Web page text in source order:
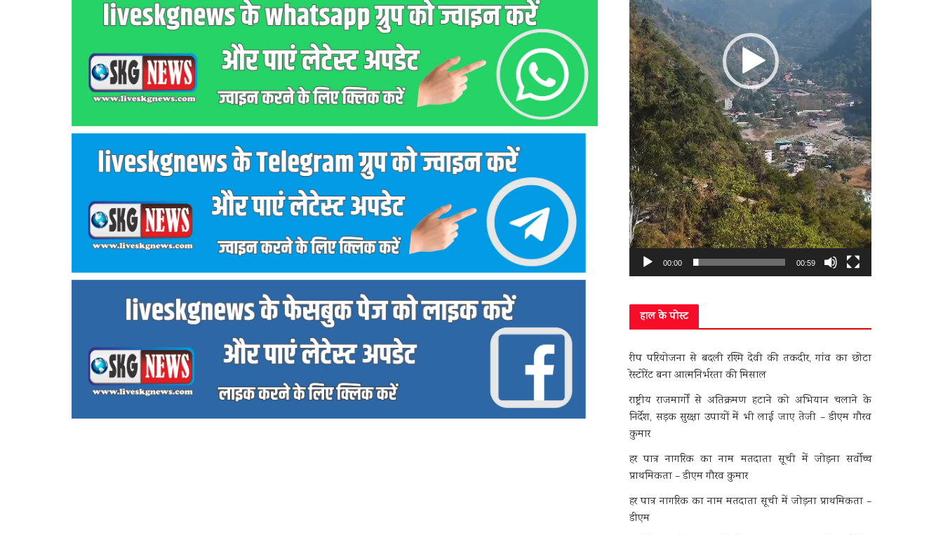
00:00 00:59
हाल के पोस्ट
रीप परियोजना से बदली रश्मि देवी की तकदीर, गांव का छोटा
रेस्टोरेंट बना आत्मनिर्भरता की मिसाल
राष्ट्रीय राजमार्गों से अतिक्रमण हटाने को अभियान चलाने के
निर्देश, सड़क सुरक्षा उपायों में भी लाई जाए तेजी – डीएम गौरव
कुमार
हर पात्र नागरिक का नाम मतदाता सूची में जोड़ना सर्वोच्च
प्राथमिकता – डीएम गौरव कुमार
हर पात्र नागरिक का नाम मतदाता सूची में जोड़ना प्राथमिकता –
डीएम